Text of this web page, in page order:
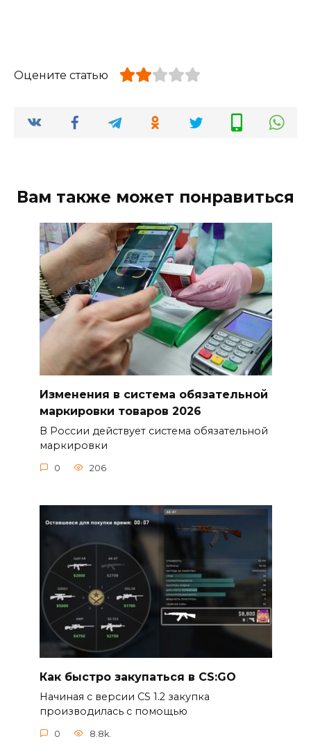
Оцените статью
Вам также может понравиться
Изменения в система обязательной
маркировки товаров 2026
В России действует система обязательной
маркировки
0 206
Как быстро закупаться в CS:GO
Начиная с версии CS 1.2 закупка
производилась с помощью
0 8.8k.